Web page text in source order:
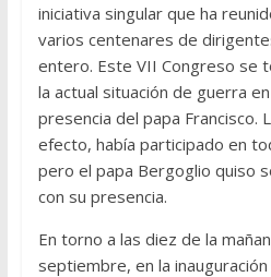
iniciativa singular que ha
varios centenares de
entero. Este VII Congreso se
la actual situación de guerra
presencia del papa Francisco.
efecto, había participado en
pero el papa Bergoglio quiso
con su presencia.
En torno a las diez de la
septiembre, en la